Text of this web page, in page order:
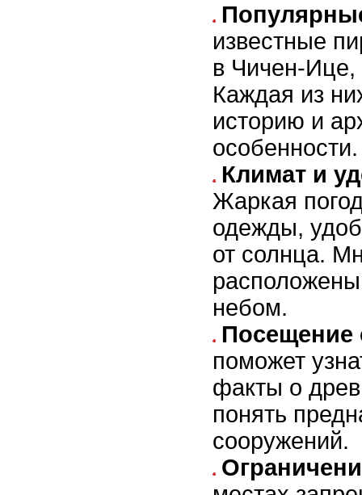
известные
в Чичен-
Каждая из
историю и
особенности.
Климат и
Жаркая
одежды,
от солнца.
небом.
Посещение
поможет
факты о
понять
сооружений.